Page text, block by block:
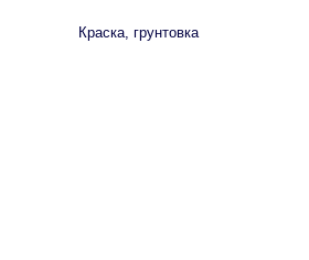
Краска, грунтовка